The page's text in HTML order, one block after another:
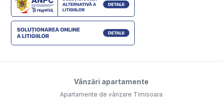
Vânzări apartamente
Apartamente de vânzare Timisoara